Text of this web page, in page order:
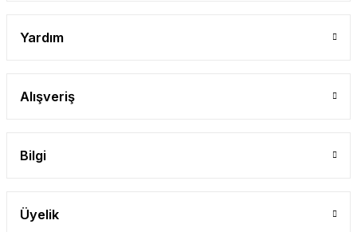
Yardım
Alışveriş
Bilgi
Üyelik